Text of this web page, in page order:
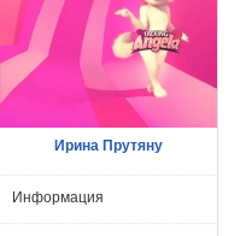
Ирина Прутяну
Информация